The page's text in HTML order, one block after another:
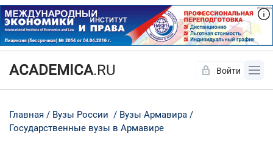
ACADEMICA.RU Войти
Главная Вузы России
Вузы Армавира
Государственные вузы в Армавире
Да Нет